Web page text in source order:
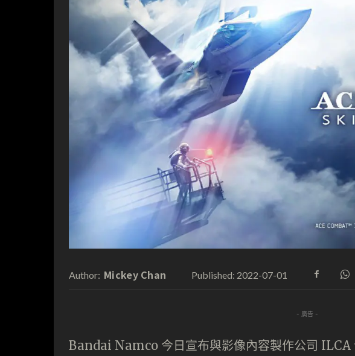
Author: Mickey Chan Published: 2022-07-01
- 廣告 -
Bandai Namco 今日宣布與影像內容製作公司 ILCA